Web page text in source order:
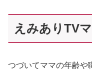
えみありTV
つづいてママの年齢や